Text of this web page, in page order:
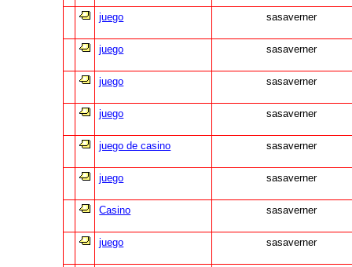
juego sasaverner
juego sasaverner
juego sasaverner
juego sasaverner
juego de casino sasaverner
juego sasaverner
Casino sasaverner
juego sasaverner